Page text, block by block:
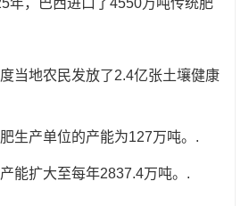
当地农民发放了2.4亿张土壤健康
生产单位的产能为127万吨。.
能扩大至每年2837.4万吨。.